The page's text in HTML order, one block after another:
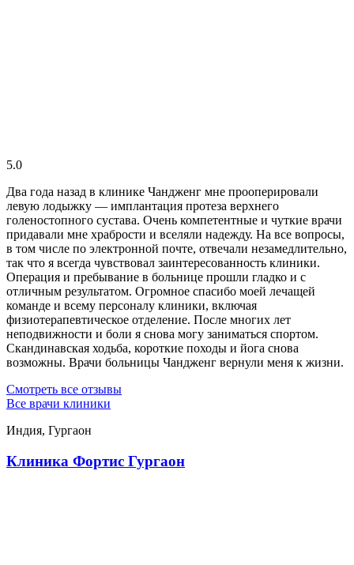
5.0
Два года назад в клинике Чандженг мне прооперировали
левую лодыжку — имплантация протеза верхнего
голеностопного сустава. Очень компетентные и чуткие врачи
придавали мне храбрости и вселяли надежду. На все вопросы,
в том числе по электронной почте, отвечали незамедлительно,
так что я всегда чувствовал заинтересованность клиники.
Операция и пребывание в больнице прошли гладко и с
отличным результатом. Огромное спасибо моей лечащей
команде и всему персоналу клиники, включая
физиотерапевтическое отделение. После многих лет
неподвижности и боли я снова могу заниматься спортом.
Скандинавская ходьба, короткие походы и йога снова
возможны. Врачи больницы Чандженг вернули меня к жизни.
Смотреть все отзывы
Все врачи клиники
Индия, Гургаон
Клиника Фортис Гургаон